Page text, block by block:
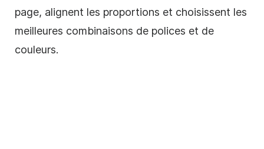
page, alignent les proportions et choisissent les
meilleures combinaisons de polices et de
couleurs.